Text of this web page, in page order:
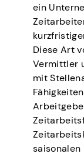
ein
Diese Art
Vermittler
mit
saisonalen